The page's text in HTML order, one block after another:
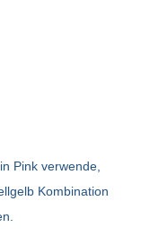
Pink verwende,
Kombination